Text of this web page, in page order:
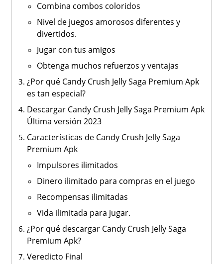
Combina combos coloridos
Nivel de juegos amorosos diferentes y
divertidos.
Jugar con tus amigos
Obtenga muchos refuerzos y ventajas
¿Por qué Candy Crush Jelly Saga Premium Apk
es tan especial?
Descargar Candy Crush Jelly Saga Premium Apk
Última versión 2023
Características de Candy Crush Jelly Saga
Premium Apk
Impulsores ilimitados
Dinero ilimitado para compras en el juego
Recompensas ilimitadas
Vida ilimitada para jugar.
¿Por qué descargar Candy Crush Jelly Saga
Premium Apk?
Veredicto Final